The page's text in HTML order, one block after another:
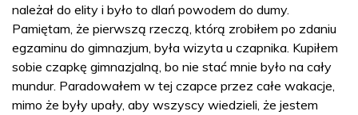
należał do elity i było to dlań powodem do dumy.
Pamiętam, że pierwszą rzeczą, którą zrobiłem po zdaniu
egzaminu do gimnazjum, była wizyta u czapnika. Kupiłem
sobie czapkę gimnazjalną, bo nie stać mnie było na cały
mundur. Paradowałem w tej czapce przez całe wakacje,
mimo że były upały, aby wszyscy wiedzieli, że jestem